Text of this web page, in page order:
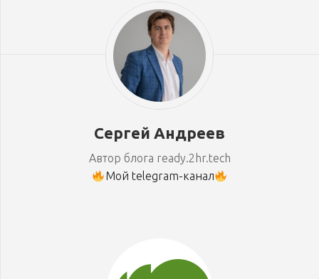
Сергей Андреев
Автор блога ready.2hr.tech
Мой telegram-канал